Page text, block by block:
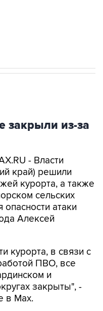
закрыли из-за
- Власти
край) решили
курорта, а также
сельских
атаки
Алексей
курорта, в связи с
ПВО, все
и
закрыты", -
в Max.